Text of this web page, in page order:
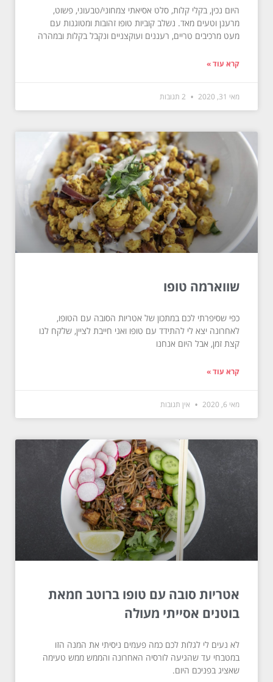
היום נכין, בקלי קלות, סלט אסיאתי צמחוני/טבעוני, פשוט,
מרענן וטעים מאד. נשלב קוביות טופו זהובות ומטוגנות עם
מעט מרכיבים טריים, רעננים ועוקצניים ונקבל בקלות ובמהרה
קרא עוד »
מאי 31, 2020
שווארמה טופו
כפי שסיפרתי לכם במתכון של אטריות הסובה עם הטופו,
לאחרונה יצא לי להתידד עם טופו ואני חייבת לציין, שלקח לנו
קצת זמן, אבל היום אנחנו
קרא עוד »
מאי 6, 2020 אין תגובות
אטריות סובה עם טופו ברוטב חמאת
בוטנים אסייתי מעולה
לא נעים לי לגלות לכם כמה פעמים ניסיתי את המנה הזו
במטבחי עד שהגיעה לורסיה האחרונה והממש ממש טעימה
שאציג בפניכם היום.